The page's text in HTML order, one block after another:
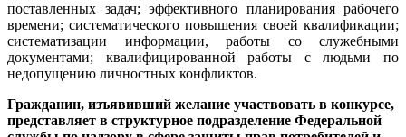
поставленных задач; эффективного планирования рабочего
времени; систематического повышения своей квалификации;
систематизации информации, работы со служебными
документами; квалифицированной работы с людьми по
недопущению личностных конфликтов.
Гражданин, изъявивший желание участвовать в конкурсе,
представляет в структурное подразделение Федеральной